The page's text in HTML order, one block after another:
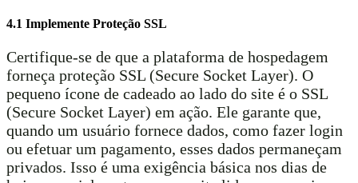
4.1 Implemente Proteção SSL
Certifique-se de que a plataforma de hospedagem
forneça proteção SSL (Secure Socket Layer). O
pequeno ícone de cadeado ao lado do site é o SSL
(Secure Socket Layer) em ação. Ele garante que,
quando um usuário fornece dados, como fazer login
ou efetuar um pagamento, esses dados permaneçam
privados. Isso é uma exigência básica nos dias de